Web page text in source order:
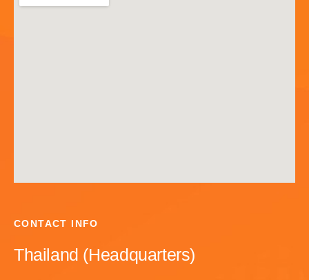
CONTACT INFO
Thailand (Headquarters)